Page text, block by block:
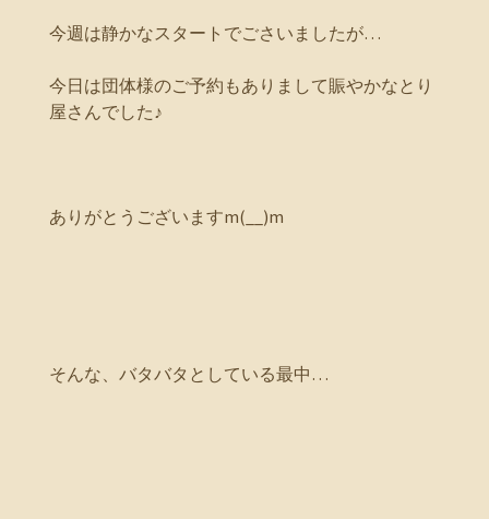
今週は静かなスタートでごさいましたが…
今日は団体様のご予約もありまして賑やかなとり
屋さんでした♪
ありがとうございますm(__)m
そんな、バタバタとしている最中…